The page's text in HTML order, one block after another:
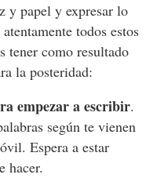
y papel y expresar lo
todos estos
tener como resultado
la posteridad:
empezar a escribir.
según te vienen
Espera a estar
hacer.